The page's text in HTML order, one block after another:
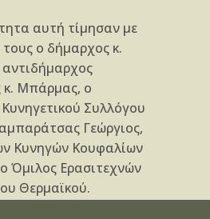
αυτή τίμησαν με
ο δήμαρχος κ.
κ. Μπάρμας, ο
Συλλόγου
Γεώργιος,
Κυνηγών Κουφαλίων
Όμιλος Ερασιτεχνών
Θερμαϊκού.